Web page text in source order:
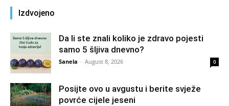
Izdvojeno
Da li ste znali koliko je zdravo pojesti
samo 5 šljiva dnevno?
Sanela - August 8, 2026 0
Posijte ovo u avgustu i berite svježe
povrće cijele jeseni